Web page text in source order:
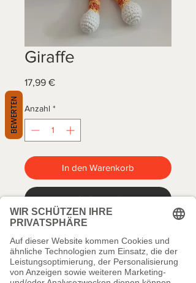
Giraffe
17,99 €Preis
Anzahl *
In den Warenkorb
Sofortkauf
Gehäkeltes Giraffe
Vielen Dank für Ihren Besuch!
BEWERTEN